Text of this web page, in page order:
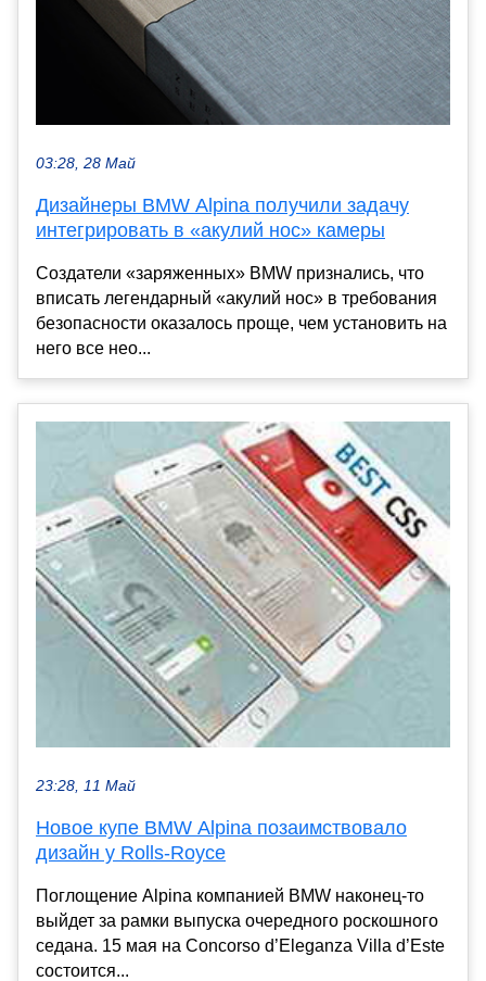
03:28, 28 Май
Дизайнеры BMW Alpina получили задачу
интегрировать в «акулий нос» камеры
Создатели «заряженных» BMW признались, что
вписать легендарный «акулий нос» в требования
безопасности оказалось проще, чем установить на
него все нео...
23:28, 11 Май
Новое купе BMW Alpina позаимствовало
дизайн у Rolls-Royce
Поглощение Alpina компанией BMW наконец-то
выйдет за рамки выпуска очередного роскошного
седана. 15 мая на Concorso d’Eleganza Villa d’Este
состоится...